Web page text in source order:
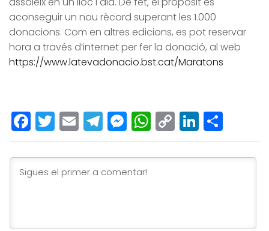
aconseguir un nou rècord superant les 1.000
donacions. Com en altres edicions, es pot reservar
hora a través d’internet per fer la donació, al web
https://www.latevadonacio.bst.cat/Maratons
Facebook
Twitter
EmailTelegram
Messenger
WhatsApp
Copy
Link